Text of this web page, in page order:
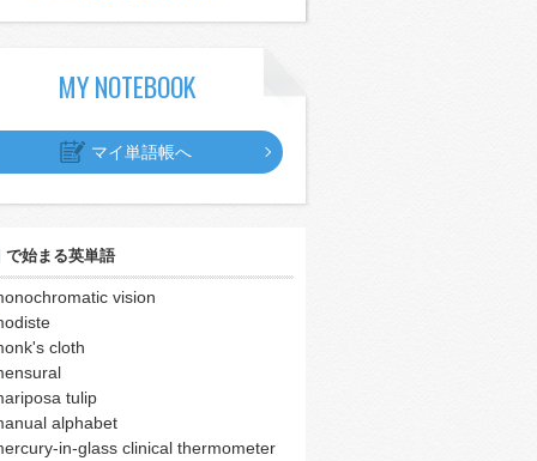
MY NOTEBOOK
マイ単語帳へ
で始まる英単語
vision
cloth
tulip
alphabet
in-glass clinical thermometer